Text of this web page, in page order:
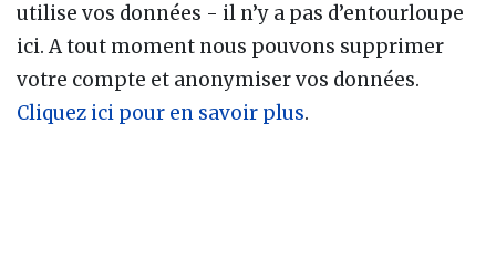
utilise vos données - il n’y a pas d’entourloupe
ici. A tout moment nous pouvons supprimer
votre compte et anonymiser vos données.
Cliquez ici pour en savoir plus.